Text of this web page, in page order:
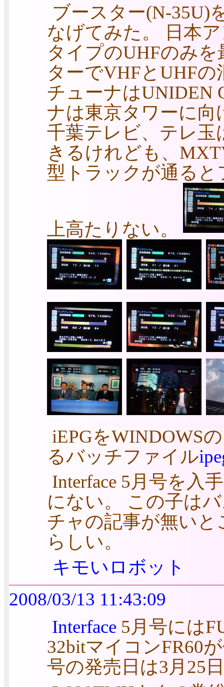
ブースター(N-35U)
なげてみた。 日本
タイプのUHFのみ
ターでVHFとUHF
チューナはUNIDEN
ナは東京タワーに向
千葉テレビ、テレ玉
きるけれども、
型トラックが通る
上高たりない。
iEPGをWINDOWS
るバッチファイル
Interface 5月号を入
にない。 この子は
チャの記事が無い
らしい。
キモいロボット
2008/03/13 11:43:09
Interface 5月号には
32bitマイコンFR60
号の発売日は3月25